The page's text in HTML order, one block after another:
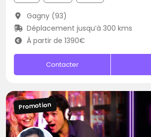
Gagny (93)
Déplacement jusqu’à 300 kms
À partir de 1390€
Contacter
Promotion